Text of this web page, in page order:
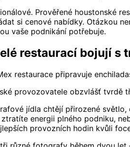
Prověřené houstonské
si cenové nabídky. Otázkou
vaše podnikání potřebuje.
restaurací bojují s
restaurace připravuje
provozovatele obzvlášť tvrdě
jídla chtějí přirozené
energii plného podniku,
provozních hodin kvůli